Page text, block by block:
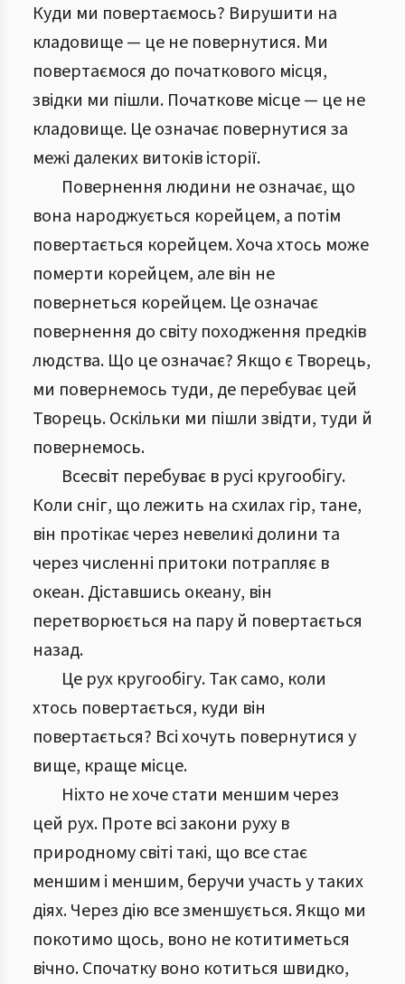
Куди ми повертаємось? Вирушити на
кладовище — це не повернутися. Ми
повертаємося до початкового місця,
звідки ми пішли. Початкове місце — це не
кладовище. Це означає повернутися за
межі далеких витоків історії.
Повернення людини не означає, що
вона народжується корейцем, а потім
повертається корейцем. Хоча хтось може
померти корейцем, але він не
повернеться корейцем. Це означає
повернення до світу походження предків
людства. Що це означає? Якщо є Творець,
ми повернемось туди, де перебуває цей
Творець. Оскільки ми пішли звідти, туди й
повернемось.
Всесвіт перебуває в русі кругообігу.
Коли сніг, що лежить на схилах гір, тане,
він протікає через невеликі долини та
через численні притоки потрапляє в
океан. Діставшись океану, він
перетворюється на пару й повертається
назад.
Це рух кругообігу. Так само, коли
хтось повертається, куди він
повертається? Всі хочуть повернутися у
вище, краще місце.
Ніхто не хоче стати меншим через
цей рух. Проте всі закони руху в
природному світі такі, що все стає
меншим і меншим, беручи участь у таких
діях. Через дію все зменшується. Якщо ми
покотимо щось, воно не котитиметься
вічно. Спочатку воно котиться швидко,